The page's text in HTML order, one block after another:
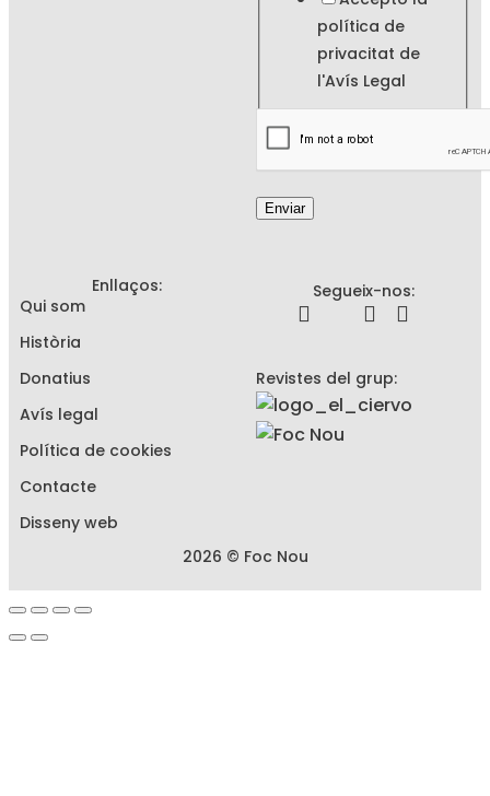
política de
privacitat de
l'Avís Legal
Enviar
Enllaços:
Qui som
Història
Donatius
Avís legal
Política de cookies
Contacte
Disseny web
Segueix-nos:
Revistes del grup:
2026 © Foc Nou